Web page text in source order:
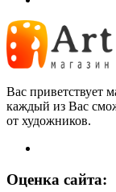
Вас приветствует
каждый из Вас
от художников.
Оценка сайта: